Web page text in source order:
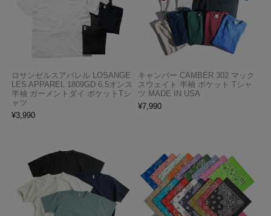
ロサンゼルスアパレル LOSANGE
LES APPAREL 1809GD 6.5オンス
半袖 ガーメントダイ ポケットTシ
ャツ
¥3,990
キャンバー CAMBER 302 マック
スウェイト 半袖 ポケット Tシャ
ツ MADE IN USA
¥7,990